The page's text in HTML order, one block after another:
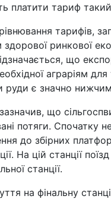
платити тариф
тарифів,
ринкової
що
аграріям
руди є значно
що
потяги. Спочатку
до збірних
На цій станції
станції.
на фінальну